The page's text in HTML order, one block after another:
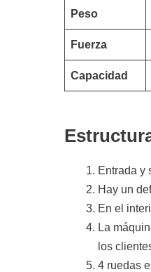
Peso
Fuerza
Capacidad
Entrada y
Hay un
En el
La
los
4 ruedas